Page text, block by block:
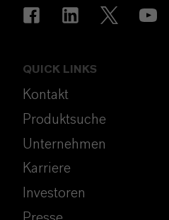
QUICK LINKS
Kontakt
Produktsuche
Unternehmen
Karriere
Investoren